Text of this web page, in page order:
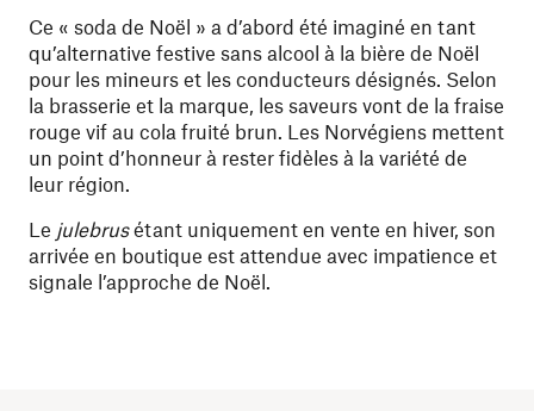
Ce « soda de Noël » a d’abord été imaginé en tant
qu’alternative festive sans alcool à la bière de Noël
pour les mineurs et les conducteurs désignés. Selon
la brasserie et la marque, les saveurs vont de la fraise
rouge vif au cola fruité brun. Les Norvégiens mettent
un point d’honneur à rester fidèles à la variété de
leur région.
Le julebrusétant uniquement en vente en hiver, son
arrivée en boutique est attendue avec impatience et
signale l’approche de Noël.